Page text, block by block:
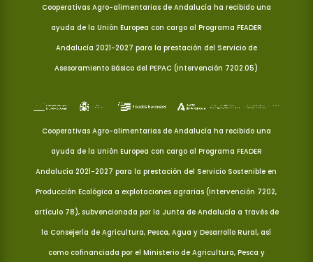
Cooperativas Agro-alimentarias de Andalucía ha recibido una
ayuda de la Unión Europea con cargo al Programa FEADER
Andalucía 2021-2027 para la prestación del Servicio de
Asesoramiento Básico del PEPAC (Intervención 7202.05)
Cooperativas Agro-alimentarias de Andalucía ha recibido una
ayuda de la Unión Europea con cargo al Programa FEADER
Andalucía 2021-2027 para la prestación del Servicio Sostenible en
Producción Ecológica a explotaciones agrarias (Intervención 7202,
artículo 78), subvencionada por la Junta de Andalucía a través de
la Consejería de Agricultura, Pesca, Agua y Desarrollo Rural, así
como cofinanciada por el Ministerio de Agricultura, Pesca y